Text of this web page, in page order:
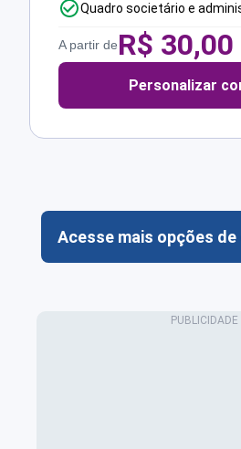
Quadro societário e
A partir deR$ 30,00
Personalizar
Acesse mais opções